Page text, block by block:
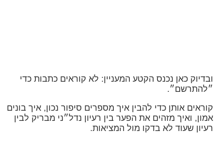
ובדיוק כאן נכנס הקטע המעניין: לא קוראים כתבות כדי
״להתרשם״.
קוראים אותן כדי להבין איך מספרים סיפור נכון, איך בונים
אמון, ואיך מזהים את הפער בין רעיון נדל״ני מבריק לבין
רעיון שעוד לא בדקו מול המציאות.